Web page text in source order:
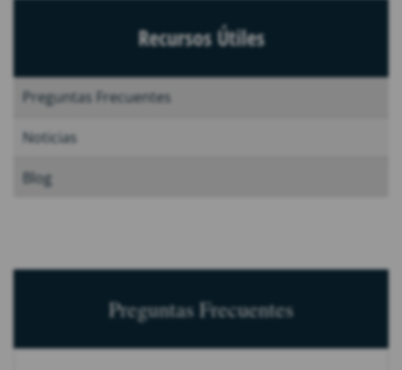
Recursos Útiles
Preguntas Frecuentes
Noticias
Blog
Preguntas Frecuentes